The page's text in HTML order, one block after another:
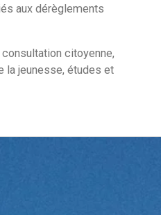
aux dérèglements
citoyenne,
la jeunesse, études et